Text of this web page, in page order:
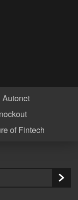
Autonet
of Fintech